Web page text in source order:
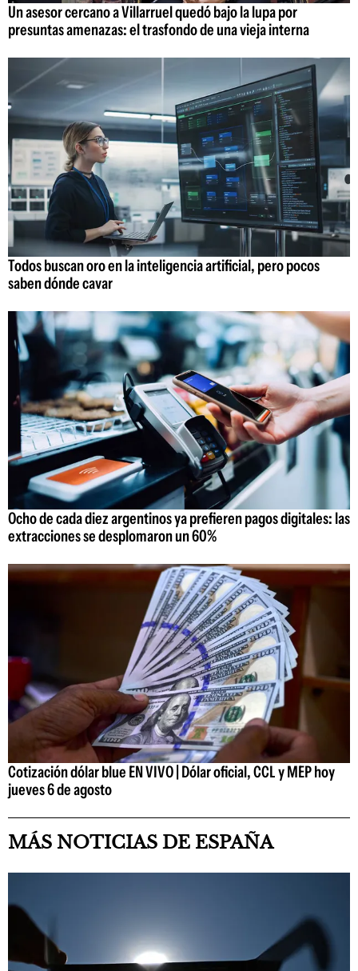
Un asesor cercano a Villarruel quedó bajo la lupa por
presuntas amenazas: el trasfondo de una vieja interna
Todos buscan oro en la inteligencia artificial, pero pocos
saben dónde cavar
Ocho de cada diez argentinos ya prefieren pagos digitales: las
extracciones se desplomaron un 60%
Cotización dólar blue EN VIVO | Dólar oficial, CCL y MEP hoy
jueves 6 de agosto
MÁS NOTICIAS DE ESPAÑA